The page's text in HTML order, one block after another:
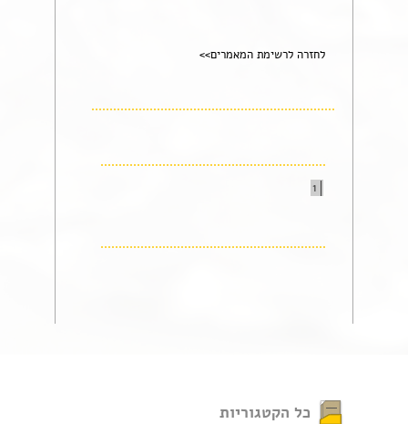
לחזרה לרשימת המאמרים>>
1
כל הקטגוריות